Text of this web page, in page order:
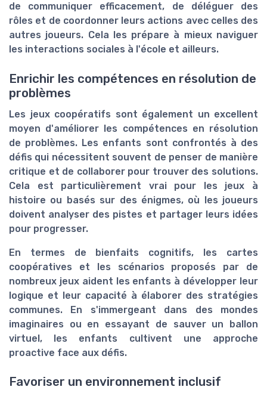
de communiquer efficacement, de déléguer des
rôles et de coordonner leurs actions avec celles des
autres joueurs. Cela les prépare à mieux naviguer
les interactions sociales à l'école et ailleurs.
Enrichir les compétences en résolution de
problèmes
Les jeux coopératifs sont également un excellent
moyen d'améliorer les compétences en résolution
de problèmes. Les enfants sont confrontés à des
défis qui nécessitent souvent de penser de manière
critique et de collaborer pour trouver des solutions.
Cela est particulièrement vrai pour les jeux à
histoire ou basés sur des énigmes, où les joueurs
doivent analyser des pistes et partager leurs idées
pour progresser.
En termes de bienfaits cognitifs, les cartes
coopératives et les scénarios proposés par de
nombreux jeux aident les enfants à développer leur
logique et leur capacité à élaborer des stratégies
communes. En s'immergeant dans des mondes
imaginaires ou en essayant de sauver un ballon
virtuel, les enfants cultivent une approche
proactive face aux défis.
Favoriser un environnement inclusif